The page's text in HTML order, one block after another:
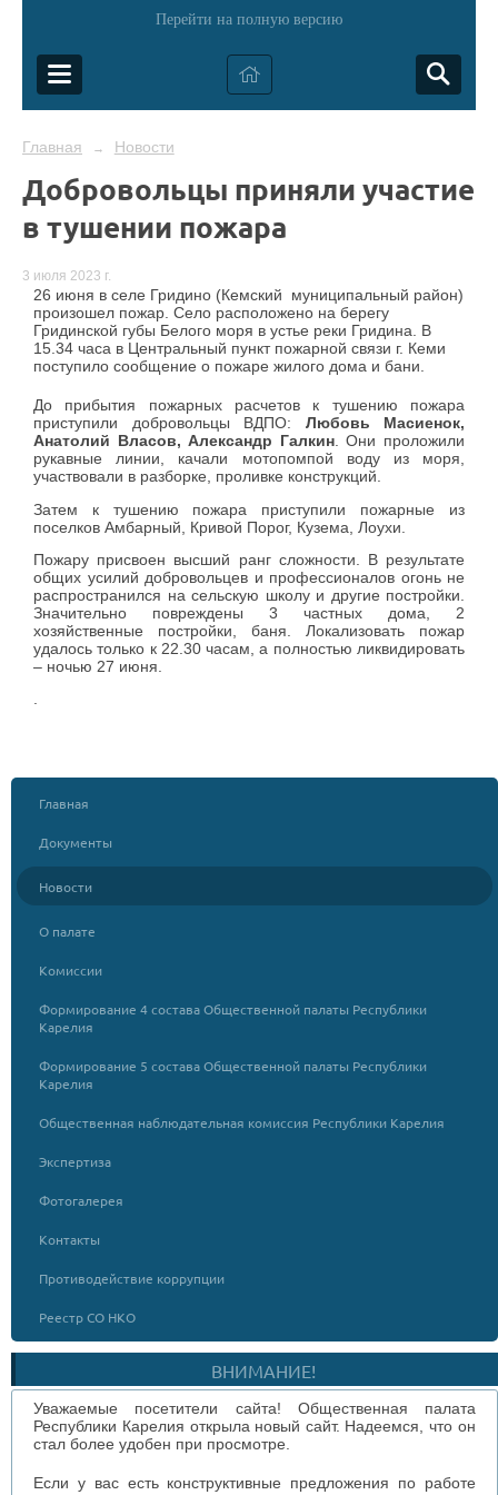
Перейти на полную версию
Главная → Новости
Добровольцы приняли участие
в тушении пожара
3 июля 2023 г.
26 июня в селе Гридино (Кемский муниципальный район)
произошел пожар. Село расположено на берегу
Гридинской губы Белого моря в устье реки Гридина. В
15.34 часа в Центральный пункт пожарной связи г. Кеми
поступило сообщение о пожаре жилого дома и бани.
До прибытия пожарных расчетов к тушению пожара
приступили добровольцы ВДПО: Любовь Масиенок,
Анатолий Власов, Александр Галкин. Они проложили
рукавные линии, качали мотопомпой воду из моря,
участвовали в разборке, проливке конструкций.
Затем к тушению пожара приступили пожарные из
поселков Амбарный, Кривой Порог, Кузема, Лоухи.
Пожару присвоен высший ранг сложности. В результате
общих усилий добровольцев и профессионалов огонь не
распространился на сельскую школу и другие постройки.
Значительно повреждены 3 частных дома, 2
хозяйственные постройки, баня. Локализовать пожар
удалось только к 22.30 часам, а полностью ликвидировать
– ночью 27 июня.
Главная
Документы
Новости
О палате
Комиссии
Формирование 4 состава Общественной палаты Республики
Карелия
Формирование 5 состава Общественной палаты Республики
Карелия
Общественная наблюдательная комиссия Республики Карелия
Экспертиза
Фотогалерея
Контакты
Противодействие коррупции
Реестр СО НКО
ВНИМАНИЕ!
Уважаемые посетители сайта! Общественная палата
Республики Карелия открыла новый сайт. Надеемся, что он
стал более удобен при просмотре.
Если у вас есть конструктивные предложения по работе